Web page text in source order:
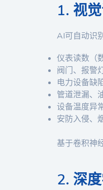
1. 视
AI可自动识别
仪表读数（
阀门、报警
电力设备缺
管道泄漏、
设备温度异
安防入侵、
基于卷积神
2. 深